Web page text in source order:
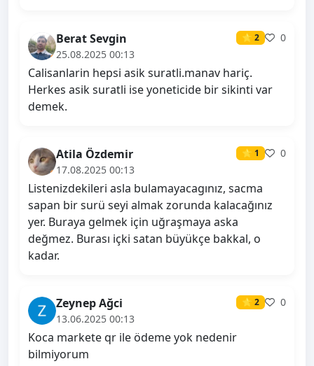
Berat Sevgin ⭐ 2
0
25.08.2025 00:13
Calisanlarin hepsi asik suratli.manav hariç.
Herkes asik suratli ise yoneticide bir sikinti var
demek.
Atila Özdemir ⭐ 1
0
17.08.2025 00:13
Listenizdekileri asla bulamayacagınız, sacma
sapan bir surü seyi almak zorunda kalacağınız
yer. Buraya gelmek için uğraşmaya aska
değmez. Burası içki satan büyükçe bakkal, o
kadar.
Zeynep Ağci ⭐ 2
0
13.06.2025 00:13
Koca markete qr ile ödeme yok nedenir
bilmiyorum